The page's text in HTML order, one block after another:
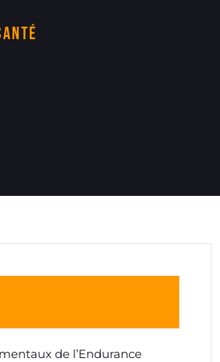
de l’Endurance